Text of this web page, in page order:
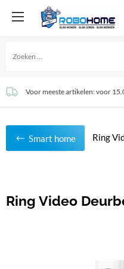
Achteraf betalen mogelijk
Voor meeste artikelen: voor
Klanten beoordelen ons met 4,9
Smart home Ring
Ring Video